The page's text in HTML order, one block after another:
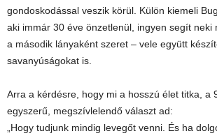
gondoskodással veszik körül. Külön kiemeli
aki immár 30 éve önzetlenül, ingyen segít neki
a második lányaként szeret – vele együtt
savanyúságokat is.
Arra a kérdésre, hogy mi a hosszú élet titka, a
egyszerű, megszívlelendő választ ad:
„Hogy tudjunk mindig levegőt venni. És ha